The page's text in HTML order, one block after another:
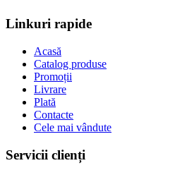
Linkuri rapide
Acasă
Catalog produse
Promoții
Livrare
Plată
Contacte
Cele mai vândute
Servicii clienți